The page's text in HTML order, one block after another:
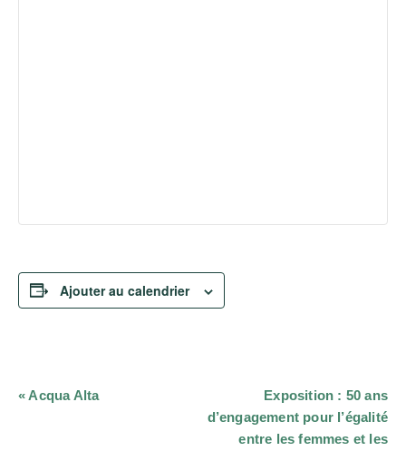
Ajouter au calendrier
Navigation
« Acqua Alta
Exposition : 50 ans
d’engagement pour l’égalité
entre les femmes et les